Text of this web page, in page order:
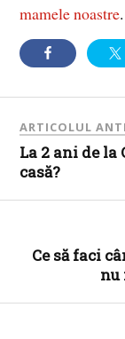
mamele noastre.
ARTICOLUL
La 2 ani de
casă?
Ce să faci
nu